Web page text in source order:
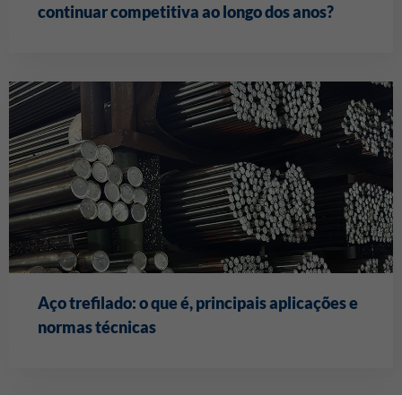
continuar competitiva ao longo dos anos?
Aço trefilado: o que é, principais aplicações e
normas técnicas